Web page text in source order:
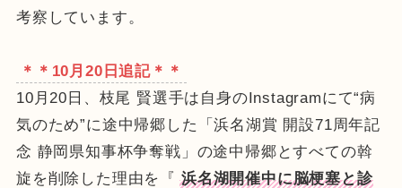
考察しています。
＊＊10月20日追記＊＊
10月20日、枝尾 賢選手は自身のInstagramにて“病
気のため”に途中帰郷した「浜名湖賞 開設71周年記
念 静岡県知事杯争奪戦」の途中帰郷とすべての斡
旋を削除した理由を『 浜名湖開催中に脳梗塞と診